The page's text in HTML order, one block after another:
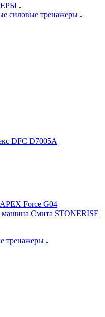
силовые тренажеры
DFC D7005A
Force G04
машина Смита STONERISE
тренажеры